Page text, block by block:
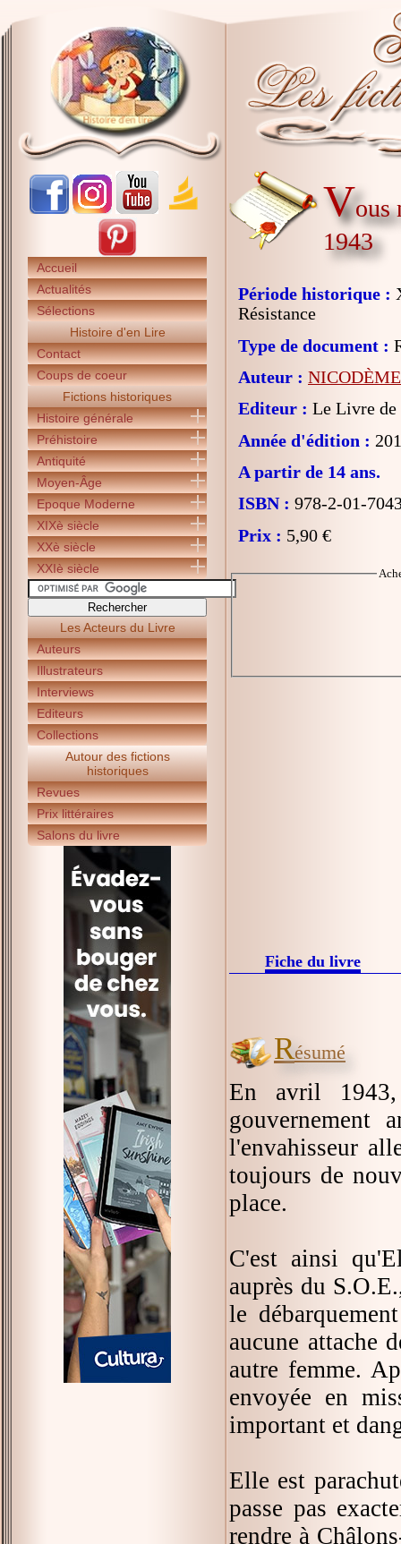
Accueil
Actualités
Sélections
Histoire d'en Lire
Contact
Coups de coeur
Fictions historiques
Histoire générale
Préhistoire
Antiquité
Moyen-Âge
Epoque Moderne
XIXè siècle
XXè siècle
XXIè siècle
Les Acteurs du Livre
Auteurs
Illustrateurs
Interviews
Editeurs
Collections
Autour des fictions
historiques
Revues
Prix littéraires
Salons du livre
Vous
1943
Période historique :
Résistance
Type de document :
Auteur :
Editeur : Le Livre de
Année d'édition :
A partir de 14 ans.
ISBN : 978-2-01-
Prix : 5,90 €
Fiche du livre
Résumé
En avril
gouvernement
l'envahisseur
toujours de
place.
C'est ainsi
auprès du
le
aucune attache
autre femme.
envoyée en
important et
Elle est
passe pas
rendre à